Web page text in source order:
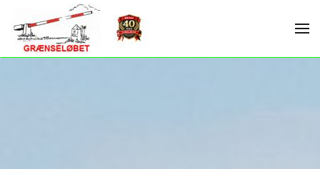
Skip to main content